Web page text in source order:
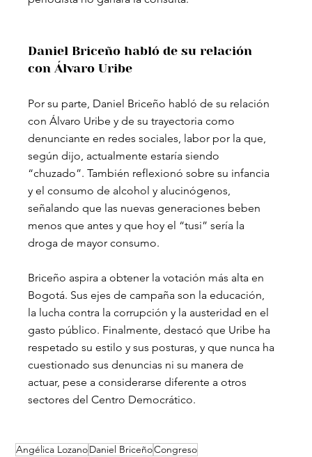
Daniel Briceño habló de su relación
con Álvaro Uribe
Por su parte, Daniel Briceño habló de su relación
con Álvaro Uribe y de su trayectoria como
denunciante en redes sociales, labor por la que,
según dijo, actualmente estaría siendo
“chuzado”. También reflexionó sobre su infancia
y el consumo de alcohol y alucinógenos,
señalando que las nuevas generaciones beben
menos que antes y que hoy el “tusi” sería la
droga de mayor consumo.
Briceño aspira a obtener la votación más alta en
Bogotá. Sus ejes de campaña son la educación,
la lucha contra la corrupción y la austeridad en el
gasto público. Finalmente, destacó que Uribe ha
respetado su estilo y sus posturas, y que nunca ha
cuestionado sus denuncias ni su manera de
actuar, pese a considerarse diferente a otros
sectores del Centro Democrático.
Angélica LozanoDaniel BriceñoCongreso